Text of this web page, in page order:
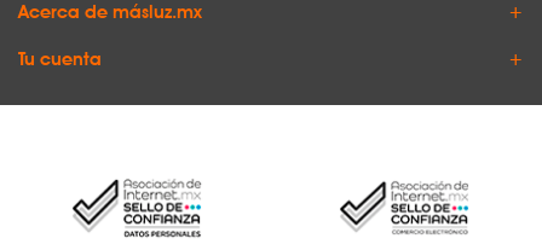
Acerca de másluz.mx
Tu cuenta